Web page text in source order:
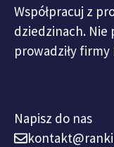
Współpracuj z
dziedzinach. Nie
prowadziły
Napisz do nas